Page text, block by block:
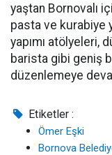
yaştan Bornovalı
pasta ve kurabiye
yapımı atölyeleri,
barista gibi geniş
düzenlemeye
Etiketler :
Ömer Eşki
Bornova